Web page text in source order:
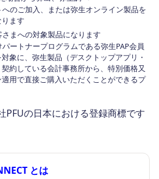
のご加入、または弥生オンライン製品を
ます
への対象製品になります
ートナープログラムである弥生PAP会員
象に、弥生製品（デスクトップアプリ・
約している会計事務所から、特別価格又
用で直接ご購入いただくことができるプ
PFUの日本における登録商標です
とは